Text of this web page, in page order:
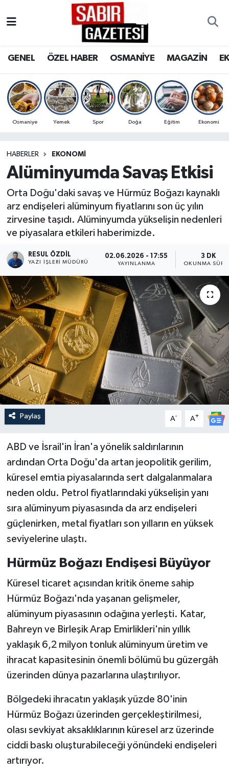
GENEL ÖZEL HABER OSMANİYE MAGAZİN
Osmaniye Yemek Spor Doğa Eğitim Ekonomi
HABERLER EKONOMI
Alüminyumda Savaş Etkisi
Orta Doğu'daki savaş ve Hürmüz Boğazı kaynaklı
arz endişeleri alüminyum fiyatlarını son üç yılın
zirvesine taşıdı. Alüminyumda yükselişin nedenleri
ve piyasalara etkileri haberimizde.
RESUL ÖZDIL
YAZI İŞLERI MÜDÜRÜ
02.06.2026 - 17:55
YAYINLANMA
3 DK
OKUNMA
Paylaş A- A+
ABD ve İsrail'in İran'a yönelik saldırılarının
ardından Orta Doğu'da artan jeopolitik gerilim,
küresel emtia piyasalarında sert dalgalanmalara
neden oldu. Petrol fiyatlarındaki yükselişin yanı
sıra alüminyum piyasasında da arz endişeleri
güçlenirken, metal fiyatları son yılların en yüksek
seviyelerine ulaştı.
Hürmüz Boğazı Endişesi Büyüyor
Küresel ticaret açısından kritik öneme sahip
Hürmüz Boğazı'nda yaşanan gelişmeler,
alüminyum piyasasının odağına yerleşti. Katar,
Bahreyn ve Birleşik Arap Emirlikleri'nin yıllık
yaklaşık 6,2 milyon tonluk alüminyum üretim ve
ihracat kapasitesinin önemli bölümü bu güzergâh
üzerinden dünya pazarlarına ulaştırılıyor.
Bölgedeki ihracatın yaklaşık yüzde 80'inin
Hürmüz Boğazı üzerinden gerçekleştirilmesi,
olası sevkiyat aksaklıklarının küresel arz üzerinde
ciddi baskı oluşturabileceği yönündeki endişeleri
artırıyor.
OSMANİYE
MAGAZİN
SPOR
RESMİ İLANLAR
Osmaniye Nöbetçi Eczaneler
Osmaniye Trafik Yoğunluk Haritası
Süper Lig Puan Durumu ve Fikstür
Son Dakika Haberleri
Haber Arşivi